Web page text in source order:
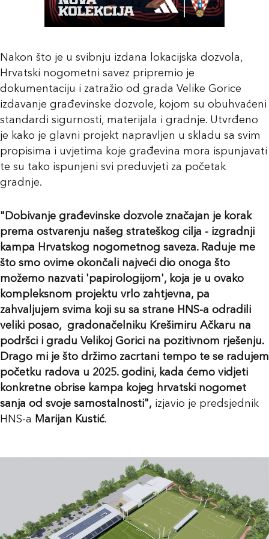
Nakon što je u svibnju izdana lokacijska dozvola,
Hrvatski nogometni savez pripremio je
dokumentaciju i zatražio od grada Velike Gorice
izdavanje građevinske dozvole, kojom su obuhvaćeni
standardi sigurnosti, materijala i gradnje. Utvrđeno
je kako je glavni projekt napravljen u skladu sa svim
propisima i uvjetima koje građevina mora ispunjavati
te su tako ispunjeni svi preduvjeti za početak
gradnje.
"Dobivanje građevinske dozvole značajan je korak
prema ostvarenju našeg strateškog cilja - izgradnji
kampa Hrvatskog nogometnog saveza. Raduje me
što smo ovime okončali najveći dio onoga što
možemo nazvati 'papirologijom', koja je u ovako
kompleksnom projektu vrlo zahtjevna, pa
zahvaljujem svima koji su sa strane HNS-a odradili
veliki posao, gradonačelniku Krešimiru Ačkaru na
podršci i gradu Velikoj Gorici na pozitivnom rješenju.
Drago mi je što držimo zacrtani tempo te se radujem
početku radova u 2025. godini, kada ćemo vidjeti
konkretne obrise kampa kojeg hrvatski nogomet
sanja od svoje samostalnosti", izjavio je predsjednik
HNS-a Marijan Kustić.